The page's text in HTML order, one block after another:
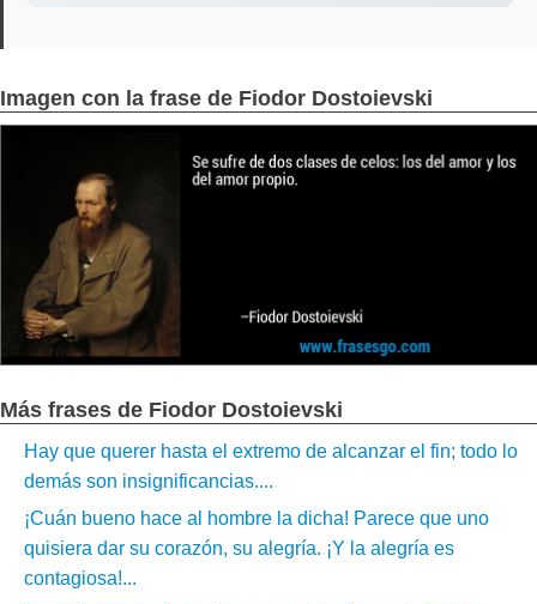
Imagen con la frase de Fiodor Dostoievski
Más frases de Fiodor Dostoievski
Hay que querer hasta el extremo de alcanzar el fin; todo lo
demás son insignificancias....
¡Cuán bueno hace al hombre la dicha! Parece que uno
quisiera dar su corazón, su alegría. ¡Y la alegría es
contagiosa!...